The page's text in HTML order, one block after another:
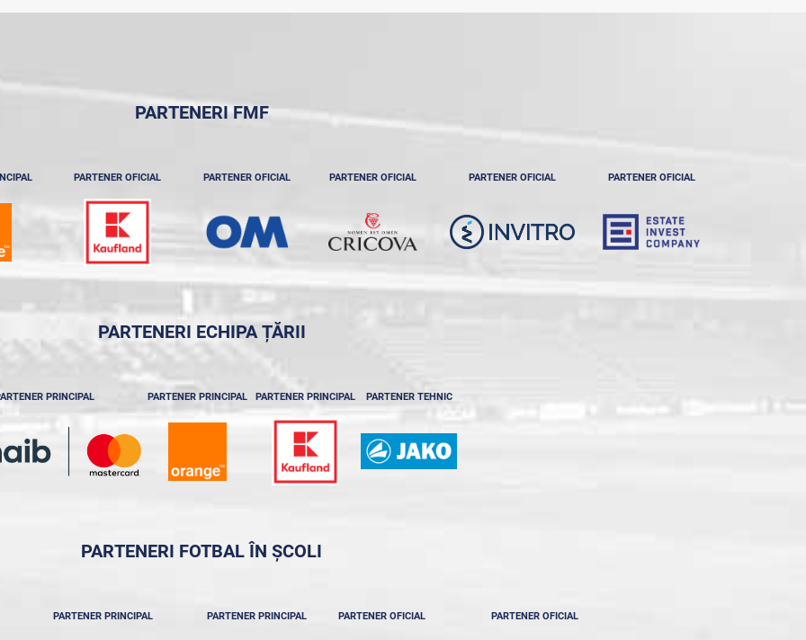
PARTENERI FMF
PARTENER OFICIAL PARTENER OFICIAL PARTENER OFICIAL PARTENER OFICIAL PARTENER OFICIAL
PARTENERI ECHIPA ȚĂRII
PRINCIPAL PARTENER PRINCIPAL PARTENER PRINCIPAL PARTENER TEHNIC
PARTENERI FOTBAL ÎN ȘCOLI
PARTENER PRINCIPAL PARTENER PRINCIPAL PARTENER OFICIAL PARTENER OFICIAL